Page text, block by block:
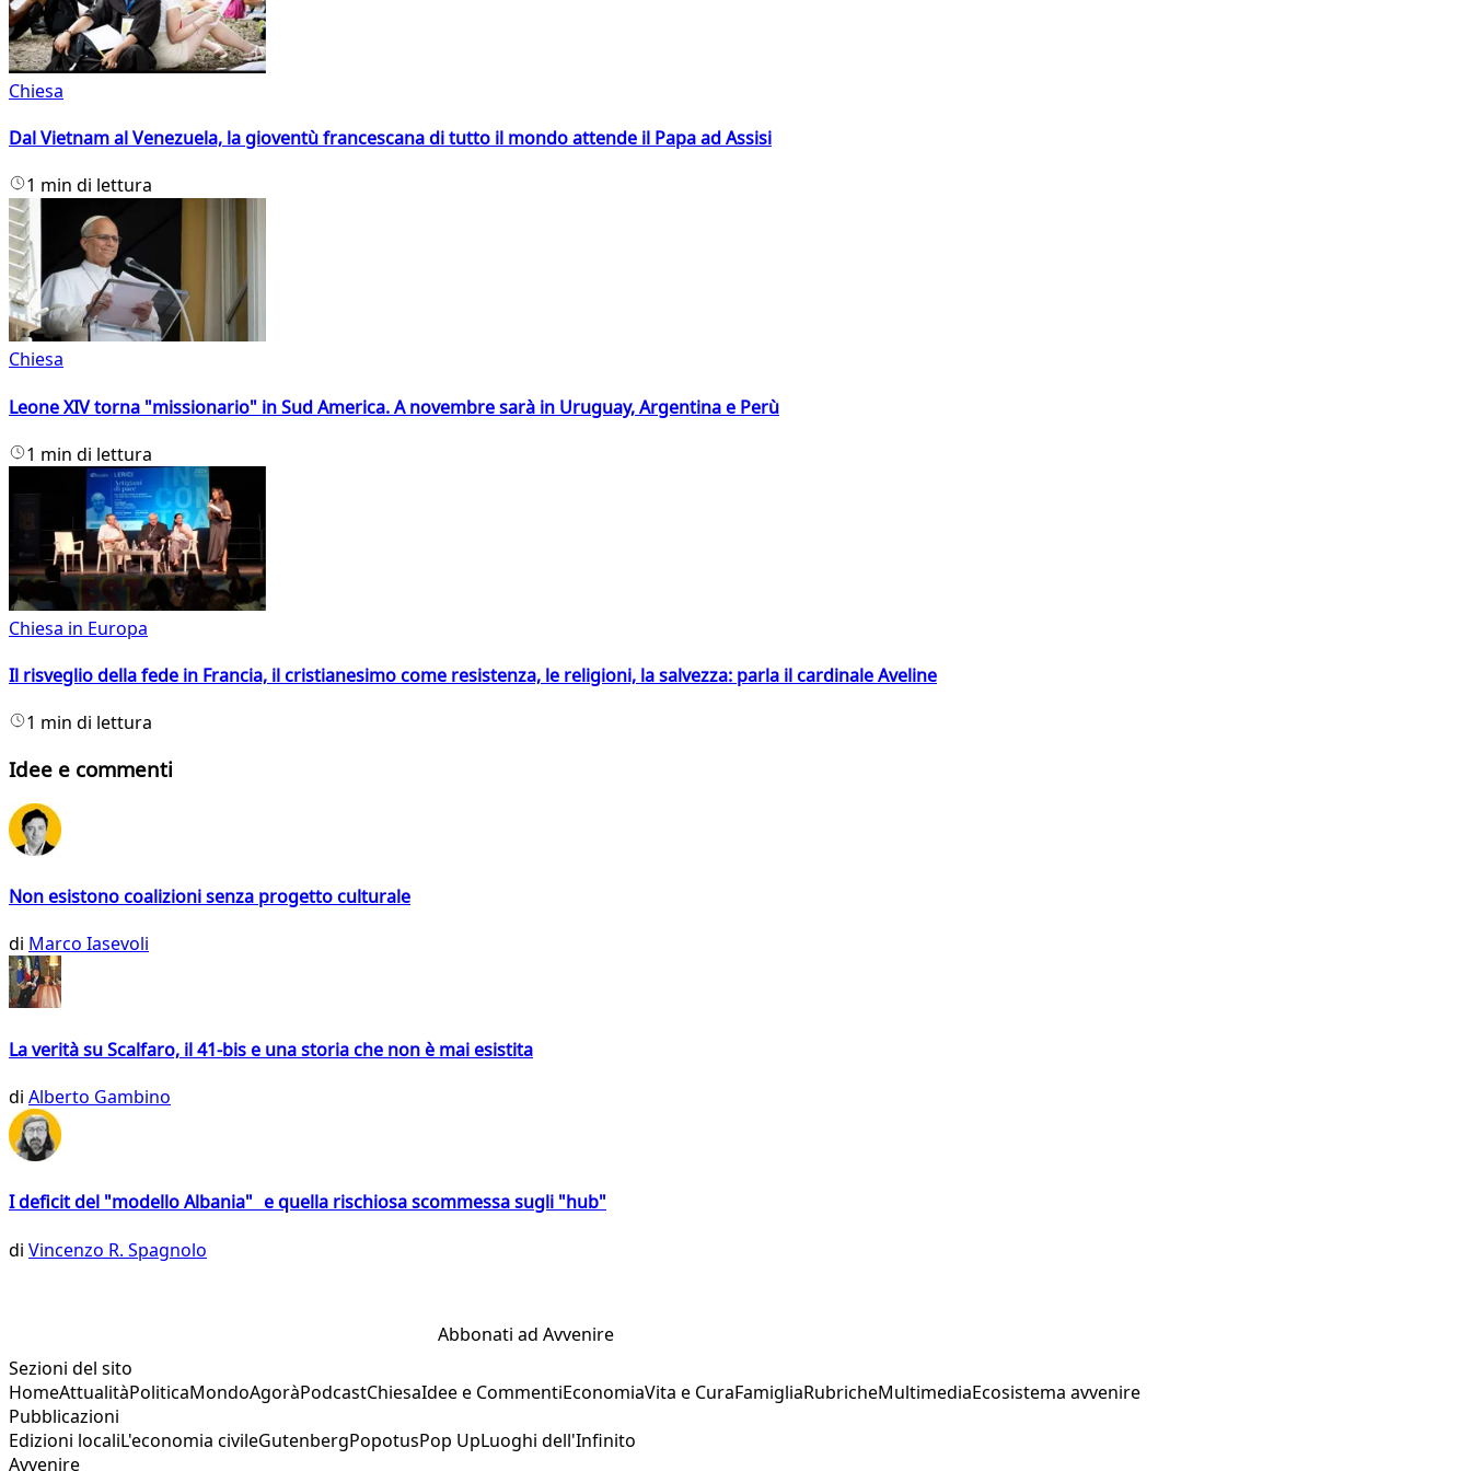
Chiesa
Dal Vietnam al Venezuela, la gioventù francescana di tutto il mondo attende il Papa ad Assisi
1 min di lettura
Chiesa
Leone XIV torna "missionario" in Sud America. A novembre sarà in Uruguay, Argentina e Perù
1 min di lettura
Chiesa in Europa
Il risveglio della fede in Francia, il cristianesimo come resistenza, le religioni, la salvezza: parla il cardinale Aveline
1 min di lettura
Idee e commenti
Non esistono coalizioni senza progetto culturale
di Marco Iasevoli
La verità su Scalfaro, il 41-bis e una storia che non è mai esistita
di Alberto Gambino
I deficit del "modello Albania" e quella rischiosa scommessa sugli "hub"
di Vincenzo R. Spagnolo
Abbonati ad Avvenire
Sezioni del sito
HomeAttualitàPoliticaMondoAgoràPodcastChiesaIdee e CommentiEconomiaVita e CuraFamigliaRubricheMultimediaEcosistema avvenire
Pubblicazioni
Edizioni localiL'economia civileGutenbergPopotusPop UpLuoghi dell'Infinito
Avvenire